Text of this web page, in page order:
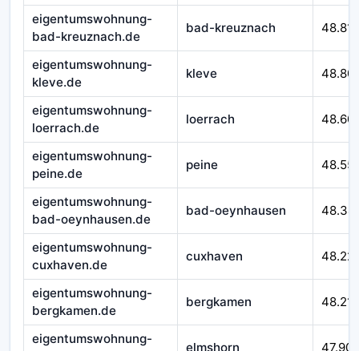
eigentumswohnung-
bad-kreuznach.de
bad-kreuznach
eigentumswohnung-
kleve.de
kleve
eigentumswohnung-
loerrach.de
loerrach 48.601
eigentumswohnung-
peine.de
peine
eigentumswohnung-
bad-oeynhausen.de
bad-oeynhausen
eigentumswohnung-
cuxhaven.de
cuxhaven 48.221
eigentumswohnung-
bergkamen.de
bergkamen 48.218
eigentumswohnung-
elmshorn 47.907